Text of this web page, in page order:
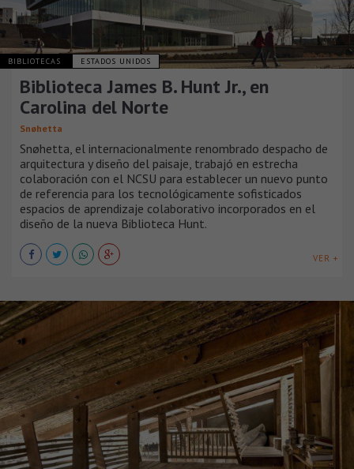
BIBLIOTECAS ESTADOS UNIDOS
Biblioteca James B. Hunt Jr., en
Carolina del Norte
Snøhetta
Snøhetta, el internacionalmente renombrado despacho de
arquitectura y diseño del paisaje, trabajó en estrecha
colaboración con el NCSU para establecer un nuevo punto
de referencia para los tecnológicamente sofisticados
espacios de aprendizaje colaborativo incorporados en el
diseño de la nueva Biblioteca Hunt.
VER +